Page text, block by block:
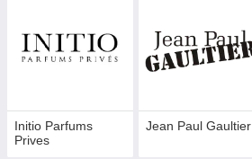
Initio Parfums
Prives
Jean Paul Gaultier